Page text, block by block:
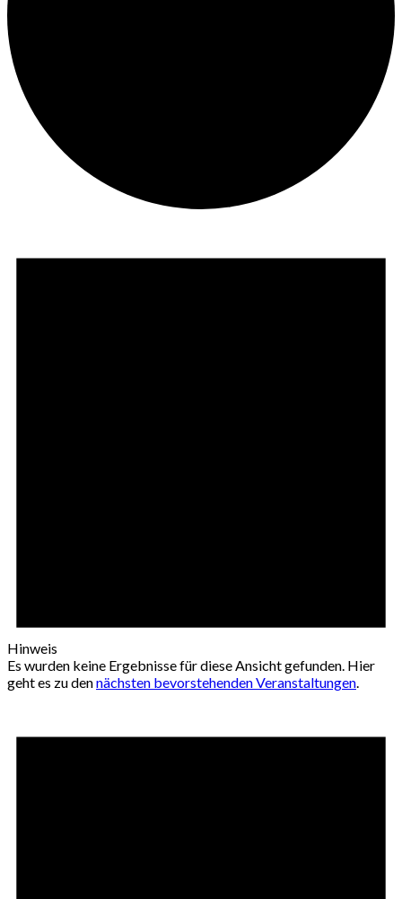
Hinweis
Es wurden keine Ergebnisse für diese Ansicht gefunden. Hier
geht es zu dennächsten bevorstehenden Veranstaltungen.